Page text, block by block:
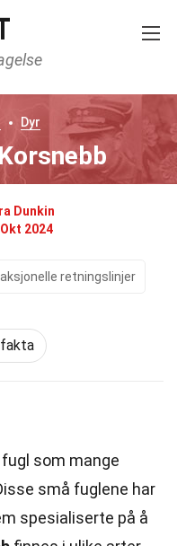
Dyr
Dunkin
2024
retningslinjer
som mange
små fuglene har
spesialiserte på å